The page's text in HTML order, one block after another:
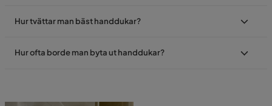
Hur tvättar man bäst handdukar?
Hur ofta borde man byta ut handdukar?